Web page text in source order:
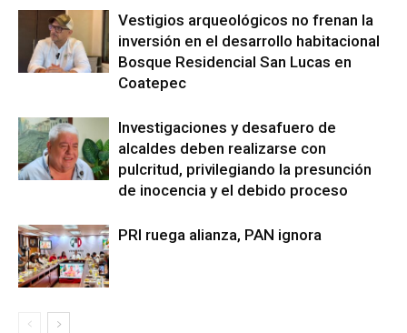
Vestigios arqueológicos no frenan la
inversión en el desarrollo habitacional
Bosque Residencial San Lucas en
Coatepec
Investigaciones y desafuero de
alcaldes deben realizarse con
pulcritud, privilegiando la presunción
de inocencia y el debido proceso
PRI ruega alianza, PAN ignora